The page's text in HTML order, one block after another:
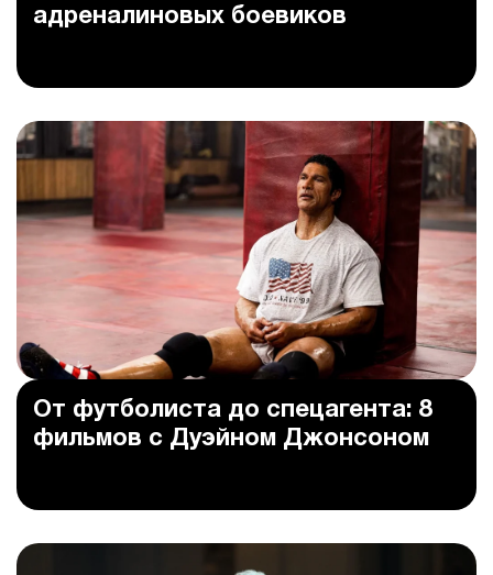
адреналиновых боевиков
От футболиста до спецагента: 8
фильмов с Дуэйном Джонсоном